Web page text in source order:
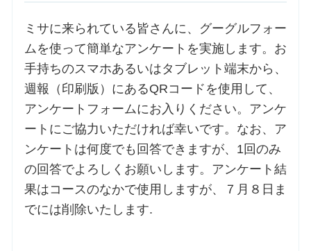
ミサに来られている皆さんに、グーグルフォー
ムを使って簡単なアンケートを実施します。お
手持ちのスマホあるいはタブレット端末から、
週報（印刷版）にあるQRコードを使用して、
アンケートフォームにお入りください。アンケ
ートにご協力いただければ幸いです。なお、ア
ンケートは何度でも回答できますが、1回のみ
の回答でよろしくお願いします。アンケート結
果はコースのなかで使用しますが、７月８日ま
でには削除いたします.